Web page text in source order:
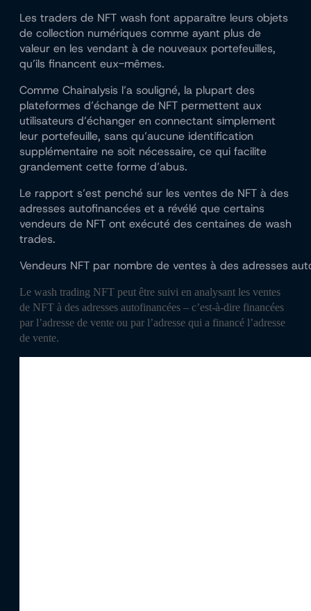
Les traders de NFT wash font apparaître leurs objets
de collection numériques comme ayant plus de
valeur en les vendant à de nouveaux portefeuilles,
qu’ils financent eux-mêmes.
Comme Chainalysis l’a souligné, la plupart des
plateformes d’échange de NFT permettent aux
utilisateurs d’échanger en connectant simplement
leur portefeuille, sans qu’aucune identification
supplémentaire ne soit nécessaire, ce qui facilite
grandement cette forme d’abus.
Le rapport s’est penché sur les ventes de NFT à des
adresses autofinancées et a révélé que certains
vendeurs de NFT ont exécuté des centaines de wash
trades.
Vendeurs NFT par nombre de ventes à des adresses
Le wash trading NFT peut être suivi en analysant les ventes
de NFT à des adresses autofinancées – c’est-à-dire financées
par l’adresse de vente ou par l’adresse qui a financé l’adresse
de vente.